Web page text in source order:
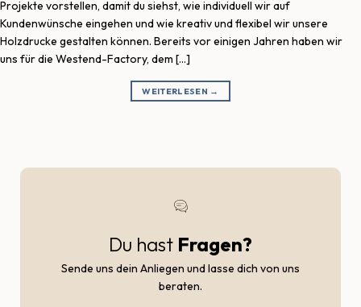
Projekte vorstellen, damit du siehst, wie individuell wir auf
Kundenwünsche eingehen und wie kreativ und flexibel wir unsere
Holzdrucke gestalten können. Bereits vor einigen Jahren haben wir
uns für die Westend-Factory, dem […]
WEITERLESEN →
Du hast Fragen?
Sende uns dein Anliegen und lasse dich von uns
beraten.